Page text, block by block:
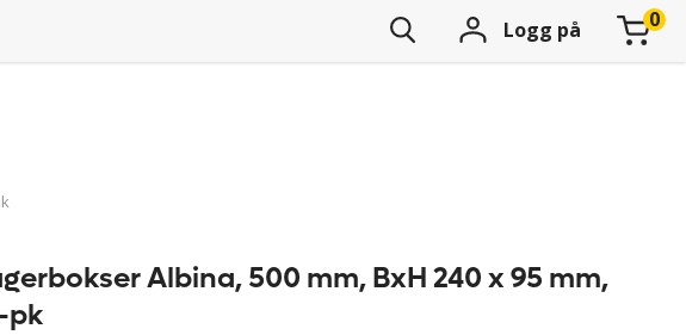
Logg på
Albina, 500 mm, BxH 240 x 95 mm,
pk